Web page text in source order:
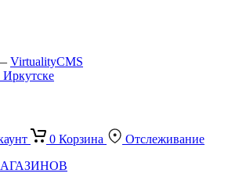
VirtualityCMS
0 Корзина
Отслеживание